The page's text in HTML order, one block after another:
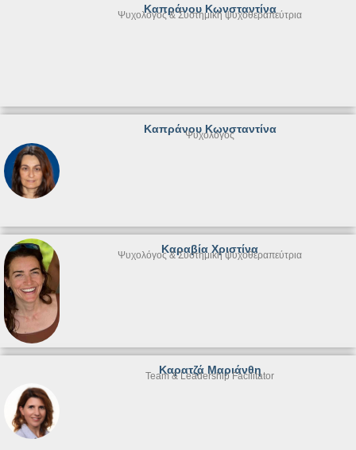
Καπράνου Κωνσταντίνα
Ψυχολόγος & Συστημική ψυχοθεραπεύτρια
Καπράνου Κωνσταντίνα
Ψυχολόγος
Καραβία Χριστίνα
Ψυχολόγος & Συστημική ψυχοθεραπεύτρια
Καρατζά Μαριάνθη
Team & Leadership Facilitator